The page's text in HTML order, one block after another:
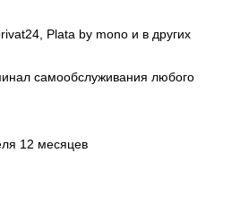
Plata by mono и в других
самообслуживания любого
12 месяцев